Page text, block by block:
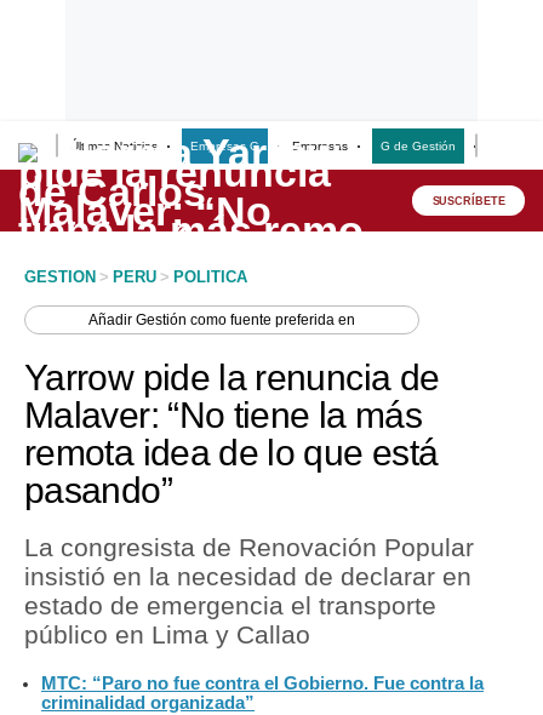
Últimas Noticias Empresas G Empresas G de Gestión
Lo último
Peru Quiosco
Economía
Mercados
Perú
Política
Tu Dinero
Finanzas Personales
Inmobiliarias
SUSCRÍBETE
GESTION > PERU > POLITICA
AñadirGestión como fuente preferida en
Yarrow pide la renuncia de
Malaver: “No tiene la más
remota idea de lo que está
pasando”
La congresista de Renovación Popular
insistió en la necesidad de declarar en
estado de emergencia el transporte
público en Lima y Callao
MTC: “Paro no fue contra el Gobierno. Fue contra la
criminalidad organizada”